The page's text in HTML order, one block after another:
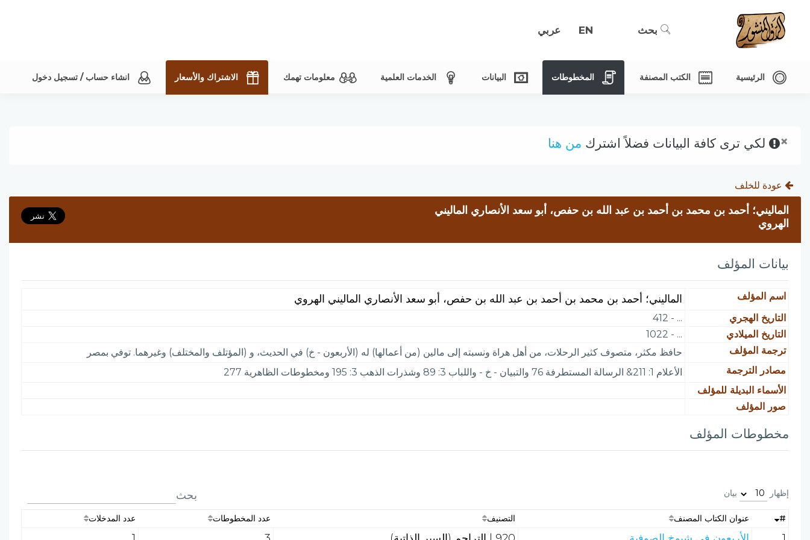
بحث EN عربي
الرئيسية الكتب المصنفة المخطوطات البيانات الخدمات العلمية معلومات تهمك الاشتراك والأسعار انشاء حساب / تسجيل دخول
× لكي ترى كافة البيانات فضلاً اشترك من هنا
عودة للخلف
الماليني؛ أحمد بن محمد بن أحمد بن عبد الله بن حفص، أبو سعد الأنصاري الماليني
الهروي
بيانات المؤلف
اسم المؤلف الماليني؛ أحمد بن محمد بن أحمد بن عبد الله بن حفص، أبو سعد الأنصاري الماليني الهروي
التاريخ الهجري
... - 412
التاريخ الميلادي
... - 1022
ترجمة المؤلف
حافظ مكثر، متصوف كثير الرحلات، من أهل هراة ونسبته إلى مالين (من أعمالها) له (الأربعون - خ) في الحديث، و (المؤتلف والمختلف) وغيرهما. توفي بمصر
مصادر الترجمة
الأعلام 1: 211& الرسالة المستطرفة 76 والتبيان - خ - واللباب 3: 89 وشذرات الذهب 3: 195 ومخطوطات الظاهرية 277
الأسماء البديلة للمؤلف
صور المؤلف
مخطوطات المؤلف
إظهار بيان بحث
# عنوان الكتاب المصنف التصنيف عدد المخطوطات عدد المدخلات